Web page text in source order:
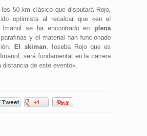
50 km clásico que disputará Rojo,
optimista al recalcar que «en el
se ha encontrado en plena
y el material han funcionado
El skiman , Ioseba Rojo que es
será fundamental en la carrera
distancia de este evento».